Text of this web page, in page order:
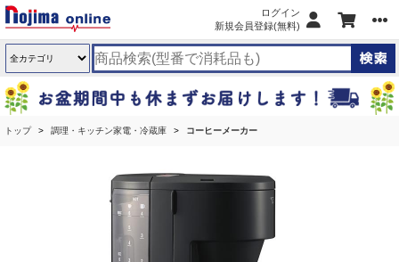
ログイン
新規会員登録(無料)
トップ 調理・キッチン家電・冷蔵庫 コーヒーメーカー